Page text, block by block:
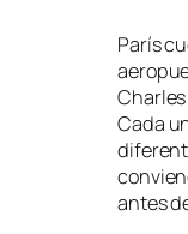
París
Charles
Cada
antes